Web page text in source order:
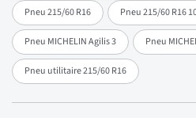
Pneu 215/60 R16 Pneu 215/60 R16
Pneu MICHELIN Agilis 3 Pneu
Pneu utilitaire 215/60 R16